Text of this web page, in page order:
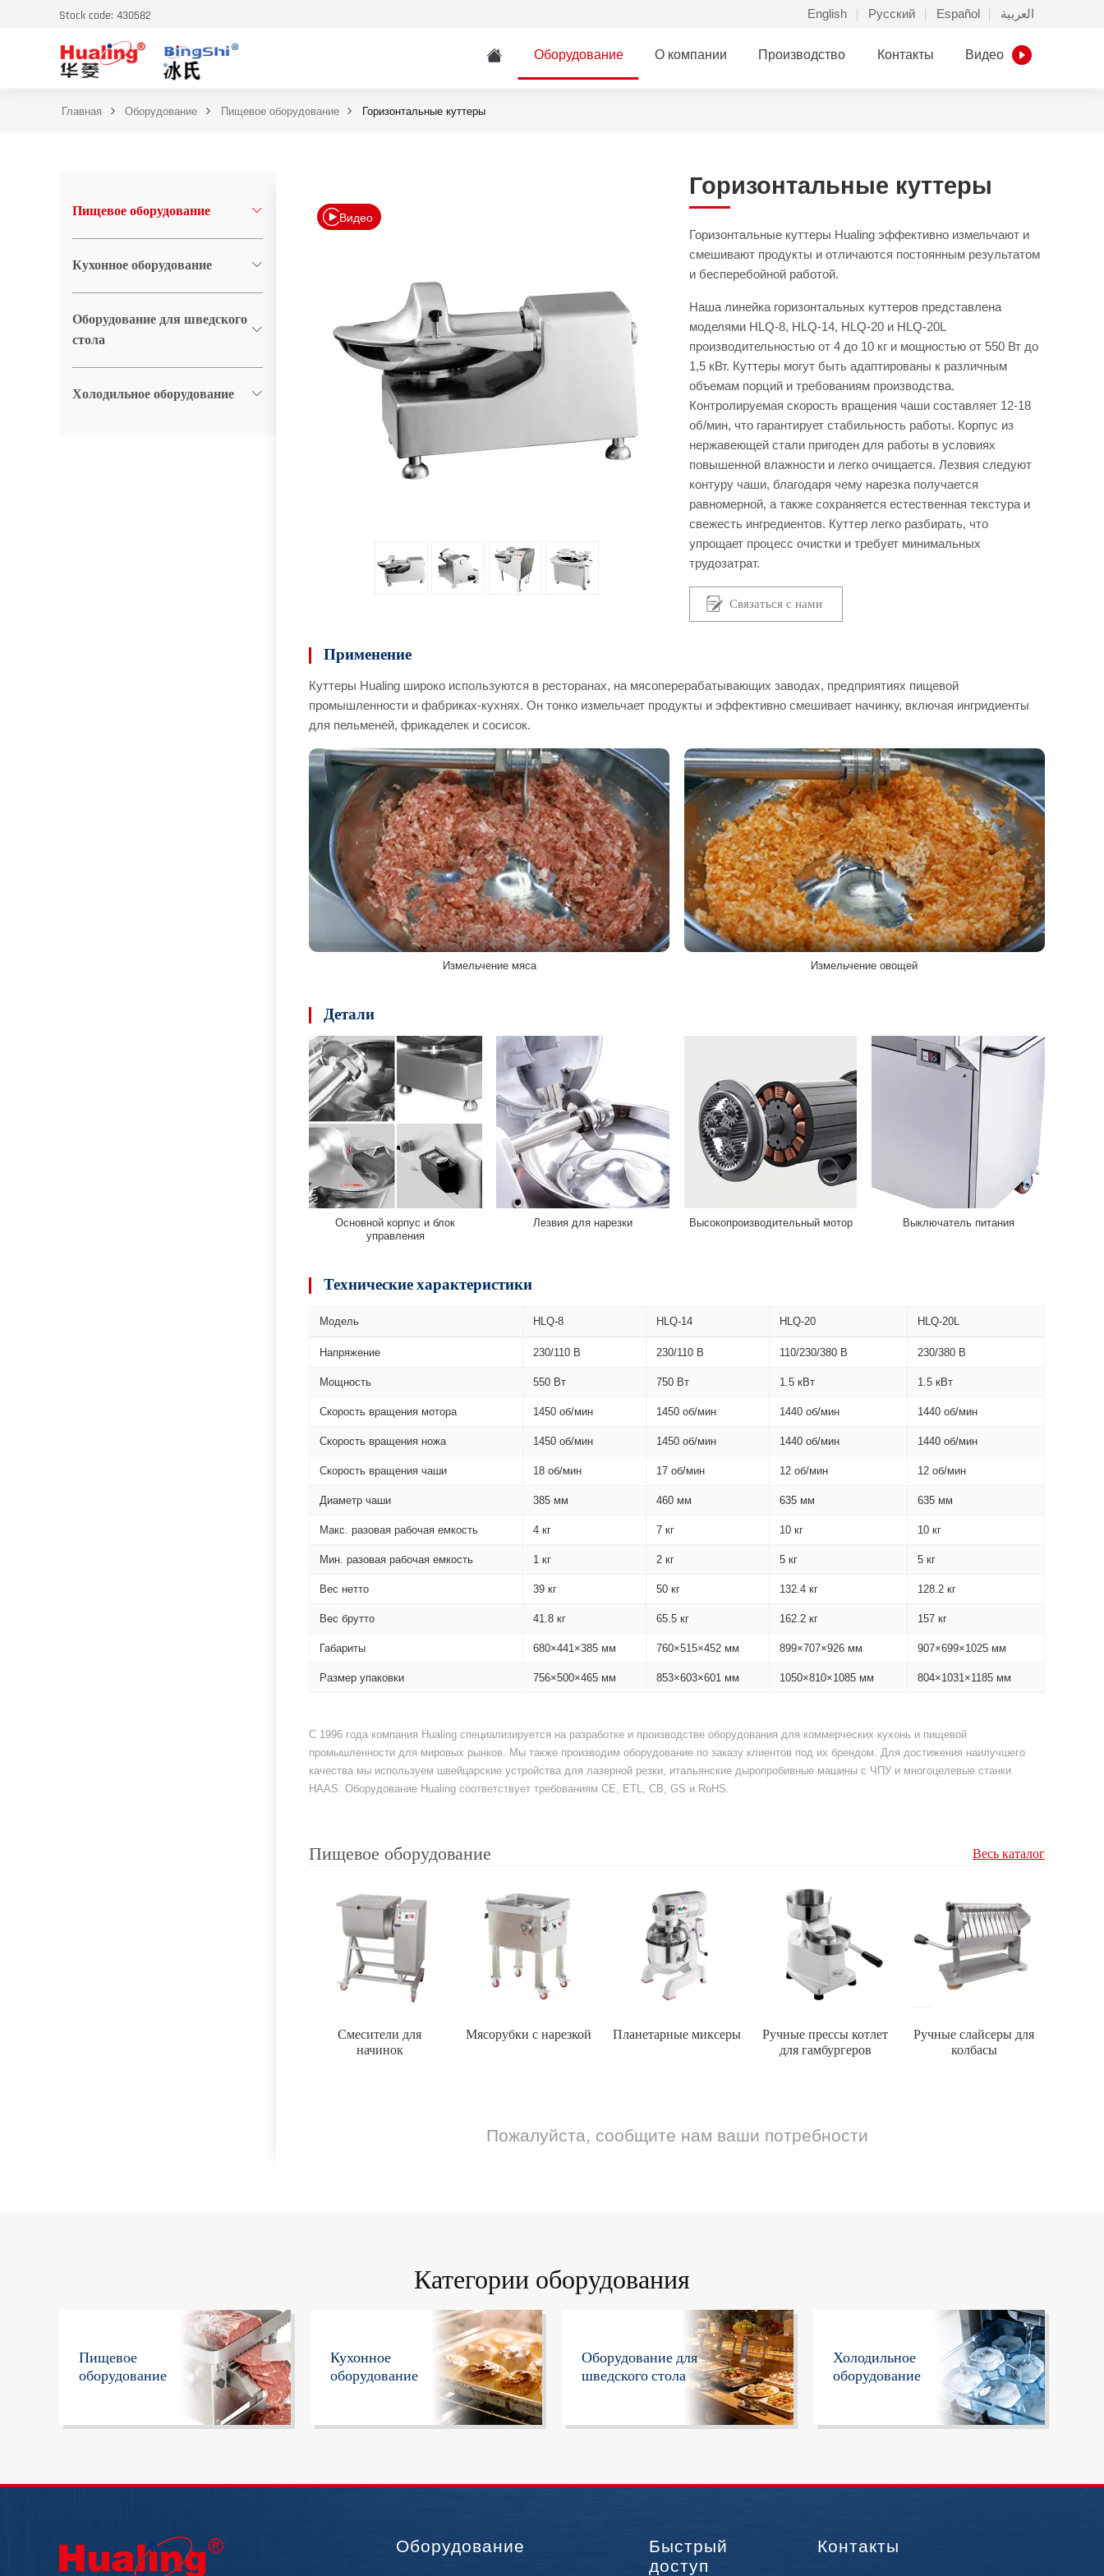
Stock code: 430582 English Русский Español العربية
Оборудование О компании Производство Контакты Видео
Главная Оборудование Пищевое оборудование Горизонтальные куттеры
Видео
Горизонтальные куттеры
Горизонтальные куттеры Hualing эффективно измельчают и
смешивают продукты и отличаются постоянным результатом
и бесперебойной работой.
Наша линейка горизонтальных куттеров представлена
моделями HLQ-8, HLQ-14, HLQ-20 и HLQ-20L
производительностью от 4 до 10 кг и мощностью от 550 Вт до
1,5 кВт. Куттеры могут быть адаптированы к различным
объемам порций и требованиям производства.
Контролируемая скорость вращения чаши составляет 12-18
об/мин, что гарантирует стабильность работы. Корпус из
нержавеющей стали пригоден для работы в условиях
повышенной влажности и легко очищается. Лезвия следуют
контуру чаши, благодаря чему нарезка получается
равномерной, а также сохраняется естественная текстура и
свежесть ингредиентов. Куттер легко разбирать, что
упрощает процесс очистки и требует минимальных
трудозатрат.
Связаться с нами
Применение
Куттеры Hualing широко используются в ресторанах, на мясоперерабатывающих заводах, предприятиях пищевой
промышленности и фабриках-кухнях. Он тонко измельчает продукты и эффективно смешивает начинку, включая ингридиенты
для пельменей, фрикаделек и сосисок.
Измельчение мяса Измельчение овощей
Детали
Основной корпус и блок
управления
Лезвия для нарезки Высокопроизводительный мотор Выключатель питания
Технические характеристики
Модель HLQ-8 HLQ-14 HLQ-20 HLQ-20L
Напряжение 230/110 В 230/110 В 110/230/380 В 230/380 В
Мощность 550 Вт 750 Вт 1.5 кВт 1.5 кВт
Скорость вращения мотора 1450 об/мин 1450 об/мин 1440 об/мин 1440 об/мин
Скорость вращения ножа 1450 об/мин 1450 об/мин 1440 об/мин 1440 об/мин
Скорость вращения чаши 18 об/мин 17 об/мин 12 об/мин 12 об/мин
Диаметр чаши 385 мм 460 мм 635 мм 635 мм
Макс. разовая рабочая емкость 4 кг 7 кг 10 кг 10 кг
Мин. разовая рабочая емкость 1 кг 2 кг 5 кг 5 кг
Вес нетто 39 кг 50 кг 132.4 кг 128.2 кг
Вес брутто 41.8 кг 65.5 кг 162.2 кг 157 кг
Габариты 680×441×385 мм 760×515×452 мм 899×707×926 мм 907×699×1025 мм
Размер упаковки 756×500×465 мм 853×603×601 мм 1050×810×1085 мм 804×1031×1185 мм
С 1996 года компания Hualing специализируется на разработке и производстве оборудования для коммерческих кухонь и пищевой
промышленности для мировых рынков. Мы также производим оборудование по заказу клиентов под их брендом. Для достижения наилучшего
качества мы используем швейцарские устройства для лазерной резки, итальянские дыропробивные машины с ЧПУ и многоцелевые станки
HAAS. Оборудование Hualing соответствует требованиям CE, ETL, CB, GS и RoHS.
Пищевое оборудование Весь каталог
Смесители для
начинок
Мясорубки с нарезкой Планетарные миксеры
Ручные прессы котлет
для гамбургеров
Ручные слайсеры для
колбасы
Пожалуйста, сообщите нам ваши потребности
Пищевое оборудование
Кухонное оборудование
Оборудование для шведского
стола
Холодильное оборудование
Категории оборудования
Пищевое
оборудование
Кухонное
оборудование
Оборудование для
шведского стола
Холодильное
оборудование
Оборудование
Быстрый
доступ
Контакты